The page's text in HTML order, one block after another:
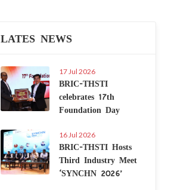
LATES NEWS
17 Jul 2026
BRIC-THSTI
celebrates 17th
Foundation Day
16 Jul 2026
BRIC-THSTI Hosts
Third Industry Meet
‘SYNCHN 2026’